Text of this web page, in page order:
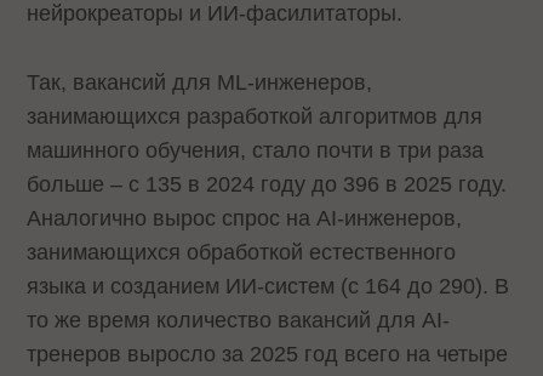
нейрокреаторы и ИИ-фасилитаторы.
Так, вакансий для ML-инженеров,
занимающихся разработкой алгоритмов для
машинного обучения, стало почти в три раза
больше – с 135 в 2024 году до 396 в 2025 году.
Аналогично вырос спрос на AI-инженеров,
занимающихся обработкой естественного
языка и созданием ИИ-систем (с 164 до 290). В
то же время количество вакансий для AI-
тренеров выросло за 2025 год всего на четыре